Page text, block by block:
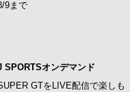
9まで
SPORTSオンデマンド
GTをLIVE配信で楽しも